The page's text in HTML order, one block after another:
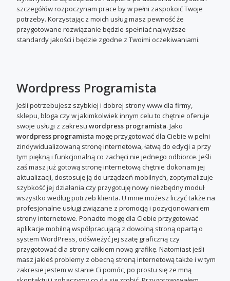
szczegółów rozpoczynam prace by w pełni zaspokoić Twoje
potrzeby. Korzystając z moich usług masz pewność że
przygotowane rozwiązanie będzie spełniać najwyższe
standardy jakości i będzie zgodne z Twoimi oczekiwaniami.
Wordpress Programista
Jeśli potrzebujesz szybkiej i dobrej strony www dla firmy,
sklepu, bloga czy w jakimkolwiek innym celu to chętnie oferuje
swoje usługi z zakresu wordpress programista. Jako
wordpress programista mogę przygotować dla Ciebie w pełni
zindywidualizowaną stronę internetowa, łatwą do edycji a przy
tym piękną i funkcjonalną co zachęci nie jednego odbiorce. Jeśli
zaś masz już gotową stronę internetową chętnie dokonam jej
aktualizacji, dostosuję ją do urządzeń mobilnych, zoptymalizuje
szybkość jej działania czy przygotuję nowy niezbędny moduł
wszystko według potrzeb klienta. U mnie możesz liczyć także na
profesjonalne usługi związane z promocją i pozycjonowaniem
strony internetowe. Ponadto mogę dla Ciebie przygotować
aplikacje mobilną współpracującą z dowolną stroną opartą o
system WordPress, odświeżyć jej szatę graficzną czy
przygotować dla strony całkiem nową grafikę. Natomiast jeśli
masz jakieś problemy z obecną stroną internetową także i w tym
zakresie jestem w stanie Ci pomóc, po prostu się ze mną